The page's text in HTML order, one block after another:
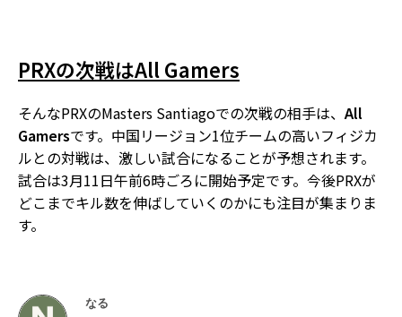
PRXの次戦はAll Gamers
そんなPRXのMasters Santiagoでの次戦の相手は、 All
Gamersです。中国リージョン1位チームの高いフィジカ
ルとの対戦は、激しい試合になることが予想されます。
試合は3月11日午前6時ごろに開始予定です。今後PRXが
どこまでキル数を伸ばしていくのかにも注目が集まりま
す。
なる